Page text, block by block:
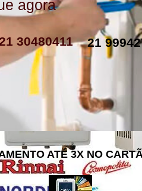
resistencia de
resistencia eletrica
resistencia para
resistencia boiler
agora
30480411 21
ATÉ 3X NO